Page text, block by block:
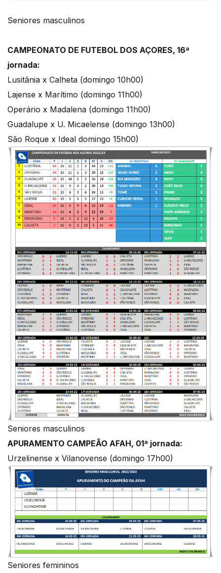
Seniores masculinos
CAMPEONATO DE FUTEBOL DOS AÇORES, 16ª
jornada:
Lusitânia x Calheta (domingo 10h00)
Lajense x Marítimo (domingo 11h00)
Operário x Madalena (domingo 11h00)
Guadalupe x U. Micaelense (domingo 13h00)
São Roque x Ideal domingo 15h00)
Seniores masculinos
APURAMENTO CAMPEÃO AFAH, 01ª jornada:
Urzelinense x Vilanovense (domingo 17h00)
Seniores femininos